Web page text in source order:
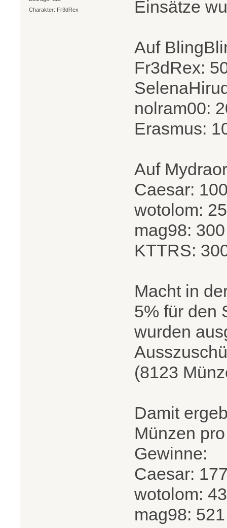
Charakter: Fr3dRex
Einsätze
Auf
Fr3dRex:
nolram00:
Erasmus:
Auf
Caesar:
wotolom:
mag98:
KTTRS:
Macht in
5% für den
wurden
(8123
Damit
Münzen
Gewinne:
Caesar:
wotolom:
mag98: